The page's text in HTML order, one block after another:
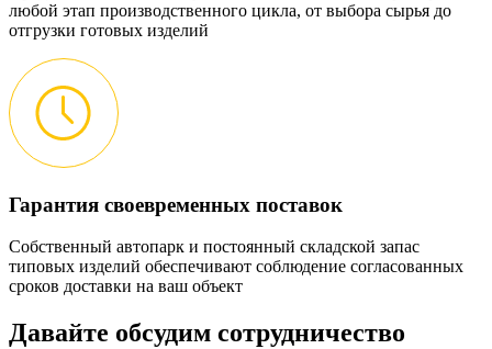
любой этап производственного цикла, от выбора сырья до
отгрузки готовых изделий
Гарантия своевременных поставок
Собственный автопарк и постоянный складской запас
типовых изделий обеспечивают соблюдение согласованных
сроков доставки на ваш объект
Давайте обсудим сотрудничество